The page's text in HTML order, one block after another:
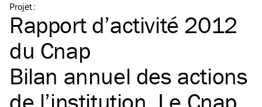
Projet:
Rapport d’activité 2012
du Cnap
Bilan annuel des actions